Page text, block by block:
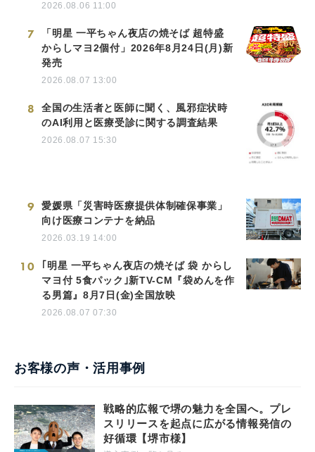
2026.08.06 11:00
7
「明星 一平ちゃん夜店の焼そば 超特盛
からしマヨ2個付」2026年8月24日(月)新
発売
2026.08.07 13:00
8
全国の生活者と医師に聞く、風邪症状時
のAI利用と医療受診に関する調査結果
2026.08.07 15:30
9
愛媛県「災害時医療提供体制確保事業」
向け医療コンテナを納品
2026.03.19 14:00
10
｢明星 一平ちゃん夜店の焼そば 袋 からし
マヨ付 5食パック｣新TV-CM『袋めんを作
る男篇』8月7日(金)全国放映
2026.08.07 07:30
お客様の声・活用事例
戦略的広報で堺の魅力を全国へ。プレ
スリリースを起点に広がる情報発信の
好循環【堺市様】